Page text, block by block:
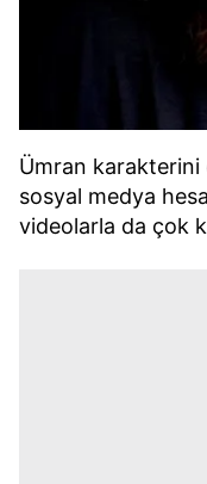
Ümran karakterini
sosyal medya
videolarla da çok